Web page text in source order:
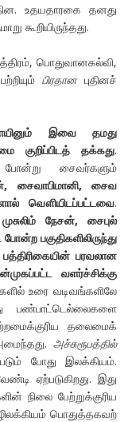
உதயதாரகை தனது
கூறியிருந்தது.
பொதுவானகல்வி,
பிரதானபுதினச்
இவை தமது
குறிப்பிடத் தக்கது.
போன்று சைவர்களும்
சைவாபிமானி, சைவ
வௌியிடப்பட்டவை.
நேசன், சைபுல்
பகுதிகளிலிருந்து
பத்திரிகையின் பரவலான
வளர்ச்சிக்கு
உரை வடிவங்களிலே
பண்பாட்டெல்லைகளை
தலைமைக்
அச்சுரூபத்தில்
போது இலக்கியம்.
ஏற்படுகிறது. இது
நிலை பேற்றுக்குரிய
பொதுத்தகவற்